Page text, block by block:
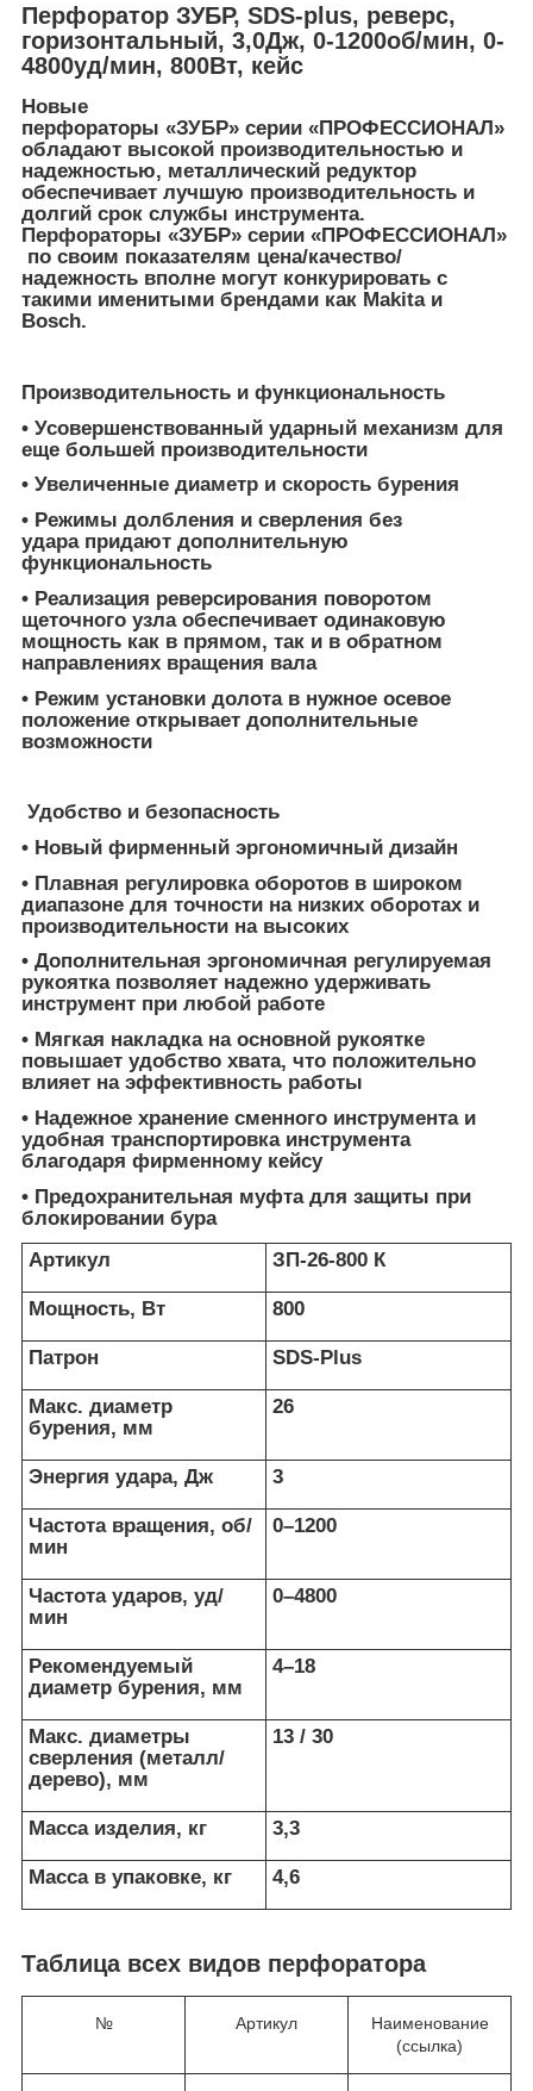
Перфоратор ЗУБР, SDS-plus, реверс,
горизонтальный, 3,0Дж, 0-1200об/мин, 0-
4800уд/мин, 800Вт, кейс
Новые
перфораторы «ЗУБР» серии «ПРОФЕССИОНАЛ»
обладают высокой производительностью и
надежностью, металлический редуктор
обеспечивает лучшую производительность и
долгий срок службы инструмента.
Перфораторы «ЗУБР» серии «ПРОФЕССИОНАЛ»
по своим показателям цена/качество/
надежность вполне могут конкурировать с
такими именитыми брендами как Makita и
Bosch.
Производительность и функциональность
• Усовершенствованный ударный механизм для
еще большей производительности
• Увеличенные диаметр и скорость бурения
• Режимы долбления и сверления без
удара придают дополнительную
функциональность
• Реализация реверсирования поворотом
щеточного узла обеспечивает одинаковую
мощность как в прямом, так и в обратном
направлениях вращения вала
• Режим установки долота в нужное осевое
положение открывает дополнительные
возможности
Удобство и безопасность
• Новый фирменный эргономичный дизайн
• Плавная регулировка оборотов в широком
диапазоне для точности на низких оборотах и
производительности на высоких
• Дополнительная эргономичная регулируемая
рукоятка позволяет надежно удерживать
инструмент при любой работе
• Мягкая накладка на основной рукоятке
повышает удобство хвата, что положительно
влияет на эффективность работы
• Надежное хранение сменного инструмента и
удобная транспортировка инструмента
благодаря фирменному кейсу
• Предохранительная муфта для защиты при
блокировании бура
Артикул
ЗП-26-800 К
Мощность, Вт 800
Патрон SDS-Plus
Макс. диаметр
бурения, мм
26
Энергия удара, Дж 3
Частота вращения, об/
мин
0–1200
Частота ударов, уд/
мин
0–4800
Рекомендуемый
диаметр бурения, мм
4–18
Макс. диаметры
сверления (металл/
дерево), мм
13 / 30
Масса изделия, кг 3,3
Масса в упаковке, кг 4,6
Таблица всех видов перфоратора
№ Артикул
Наименование
(ссылка)